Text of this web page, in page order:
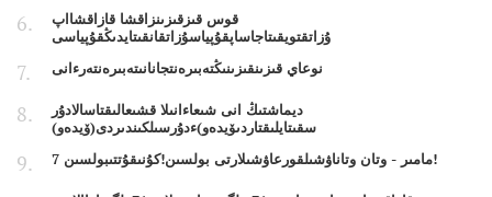
قوس قىزقىزىنزاقشا قازاقشااپ
ۇزاتقتويقىتاجاساپقۇپياسۇزاتقانقىتايدىڭقۇپياسى
نوعاي قىزىنقىزىنىڭتەبىرەنتجانانىتەبىرەنتەرءانى
ديماشتىڭ انى شىعاءانىلا قشىعالىقتاسالادۇر
سقىتايلىقتاردىۆيدەو)ءدۇرسىلكىندىردى(ۆيدەو)
7 مامىر - وتان وتاناۋشىلقورعاۋشىلارتى بولسىن!كۇنىقۇتتىبولسىن!